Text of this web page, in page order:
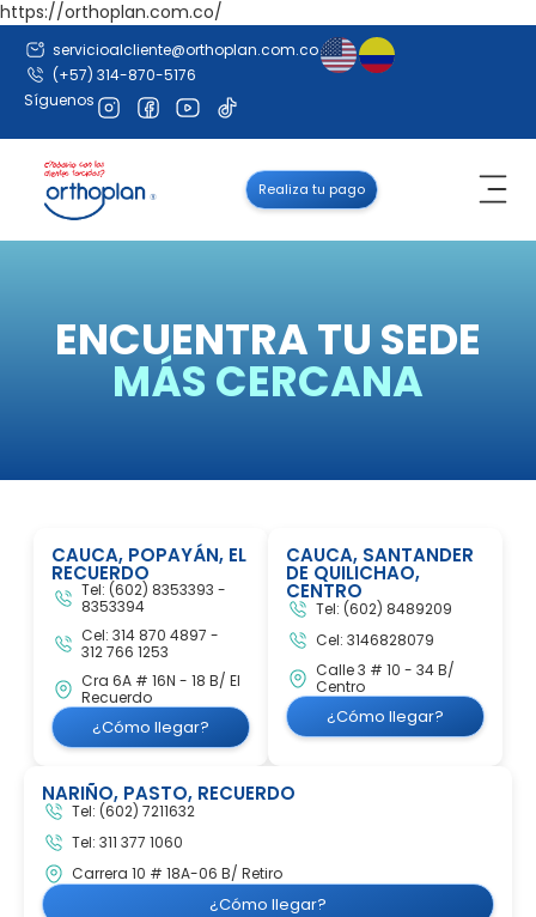
https://orthoplan.com.co/
servicioalcliente@orthoplan.com.co
(+57) 314-870-5176
Síguenos
Realiza tu pago
ENCUENTRA TU SEDE
MÁS CERCANA
CAUCA, POPAYÁN, EL
RECUERDO
Tel: (602) 8353393 -
8353394
Cel: 314 870 4897 -
312 766 1253
Cra 6A # 16N - 18 B/ El
Recuerdo
¿Cómo llegar?
CAUCA, SANTANDER
DE QUILICHAO,
CENTRO
Tel: (602) 8489209
Cel: 3146828079
Calle 3 # 10 - 34 B/
Centro
¿Cómo llegar?
NARIÑO, PASTO, RECUERDO
Tel: (602) 7211632
Tel: 311 377 1060
Carrera 10 # 18A-06 B/ Retiro
¿Cómo llegar?